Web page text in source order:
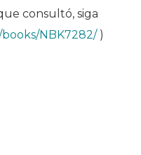
consultó, siga
NBK7282/)